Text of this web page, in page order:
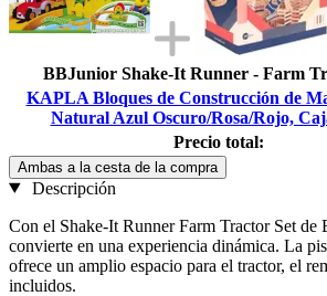
BBJunior Shake-It Runner - Farm
KAPLA Bloques de Construcción de
Natural Azul Oscuro/Rosa/Rojo,
Precio total:
Ambas a la cesta de la compra
Descripción
Con el Shake-It Runner Farm Tractor Set de
convierte en una experiencia dinámica. La
ofrece un amplio espacio para el tractor, el
incluidos.